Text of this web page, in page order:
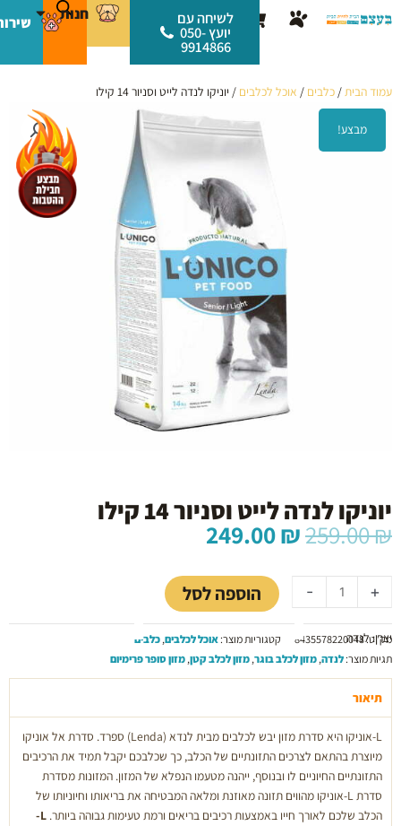
לתוכן
עגלת
קניות
לשיחה עם
יועץ 050-
9914866
חנות
עמוד הבית/ כלבים / אוכל לכלבים / יוניקו לנדה לייט וסניור 14 קילו
מבצע!
יוניקו לנדה לייט וסניור 14 קילו
259.00₪ המחיר
המקורי
היה:
259.00 ₪.
249.00₪
הוא:
249.00 ₪. -
של
יוניקו
לייט
וסניור
14
+ הוספה לסל
יצרן: לנדה
מק"ט:8435578220048 קטגוריות מוצר:אוכל לכלבים,כלבים
תגיות מוצר:לנדה,מזון לכלב בוגר,מזון לכלב קטן,מזון סופר פרימיום
תיאור
L-אוניקו היא סדרת מזון יבש לכלבים מבית לנדא (Lenda) ספרד. סדרת אל אוניקו
מיוצרת בהתאם לצרכים התזונתיים של הכלב, כך שכלבכם יקבל תמיד את הרכיבים
התזונתיים החיוניים לו ובנוסף, ייהנה מטעמו הנפלא של המזון. המזונות מסדרת
סדרת L-אוניקו מהווים תזונה מאוזנת ומלאה המבטיחה את בריאותו וחיוניותו של
הכלב שלכם לאורך חייו באמצעות רכיבים בריאים ורמת טעימות גבוהה ביותר.
L-